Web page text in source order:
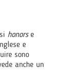
honorse
e
sono
anche un